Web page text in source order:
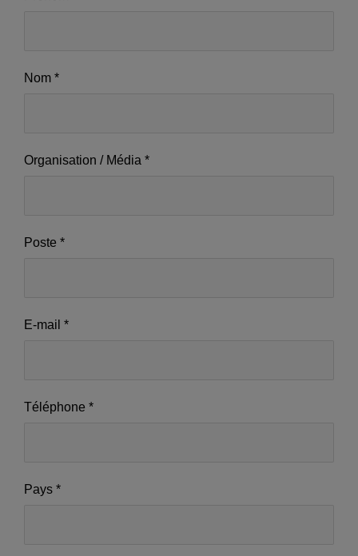
-Nom *
Organisation / Média *
Poste *
E-mail *
Téléphone *
Pays *